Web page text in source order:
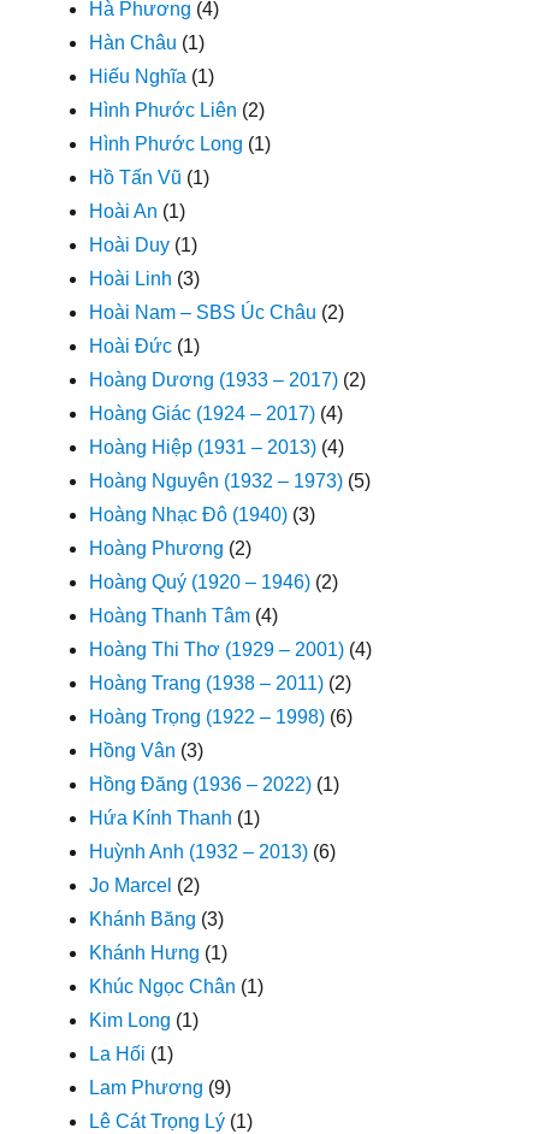
Hà Phương (4)
Hàn Châu (1)
Hiếu Nghĩa (1)
Hình Phước Liên (2)
Hình Phước Long (1)
Hồ Tấn Vũ (1)
Hoài An (1)
Hoài Duy (1)
Hoài Linh (3)
Hoài Nam – SBS Úc Châu (2)
Hoài Đức (1)
Hoàng Dương (1933 – 2017) (2)
Hoàng Giác (1924 – 2017) (4)
Hoàng Hiệp (1931 – 2013) (4)
Hoàng Nguyên (1932 – 1973) (5)
Hoàng Nhạc Đô (1940) (3)
Hoàng Phương (2)
Hoàng Quý (1920 – 1946) (2)
Hoàng Thanh Tâm (4)
Hoàng Thi Thơ (1929 – 2001) (4)
Hoàng Trang (1938 – 2011) (2)
Hoàng Trọng (1922 – 1998) (6)
Hồng Vân (3)
Hồng Đăng (1936 – 2022) (1)
Hứa Kính Thanh (1)
Huỳnh Anh (1932 – 2013) (6)
Jo Marcel (2)
Khánh Băng (3)
Khánh Hưng (1)
Khúc Ngọc Chân (1)
Kim Long (1)
La Hối (1)
Lam Phương (9)
Lê Cát Trọng Lý (1)